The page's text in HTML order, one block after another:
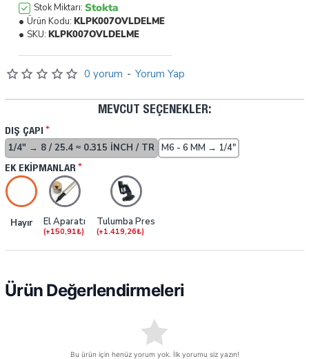
0 yorum - Yorum Yap
Stok Miktarı: Stokta
Ürün Kodu: KLPK007OVLDELME
SKU: KLPK007OVLDELME
MEVCUT SEÇENEKLER:
DIŞ ÇAPI
1/4" → 8 / 25.4 ≈ 0.315 INCH / TR M6 - 6 MM → 1/4"
EK EKIPMANLAR
Hayır El Aparatı
(+150,91₺)
Tulumba Pres
(+1.419,26₺)
Ürün Değerlendirmeleri
Bu ürün için henüz yorum yok. İlk yorumu siz yazın!